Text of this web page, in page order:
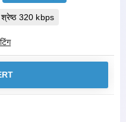
श्रेष्ठ 320 kbps